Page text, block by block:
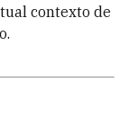
contexto de